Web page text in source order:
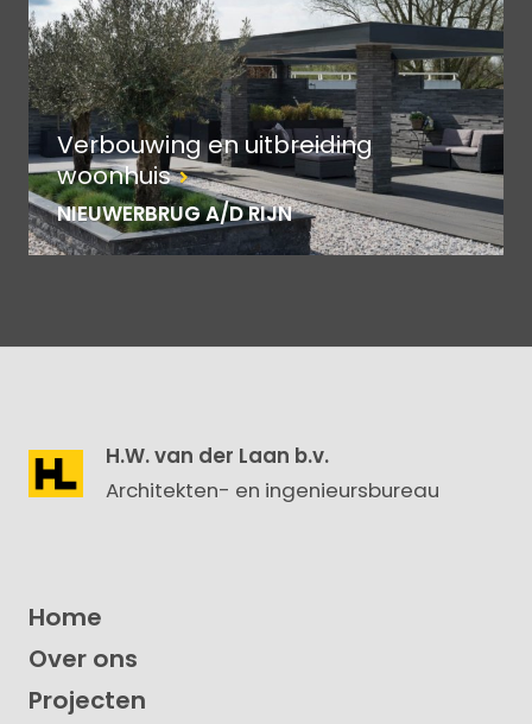
Verbouwing en uitbreiding
woonhuis
NIEUWERBRUG A/D RIJN
H.W. van der Laan b.v.
Architekten- en ingenieursbureau
Home
Over ons
Projecten